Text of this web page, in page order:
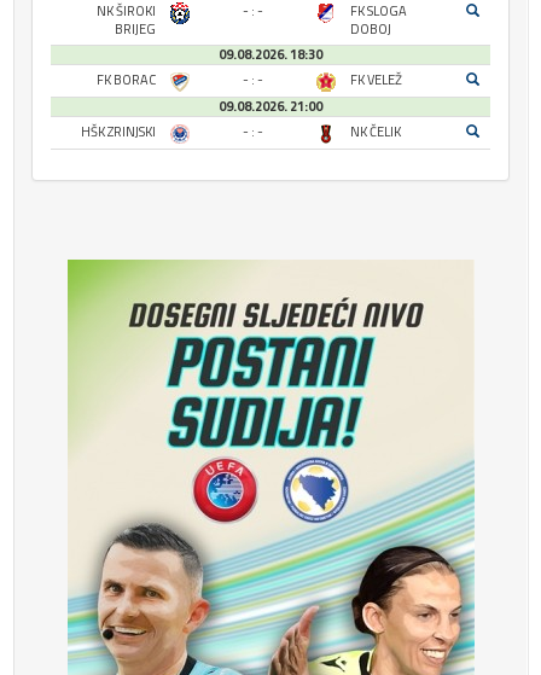
NK ŠIROKI
BRIJEG
- : -
FK SLOGA
DOBOJ
09.08.2026. 18:30
FK BORAC
- : -
FK VELEŽ
09.08.2026. 21:00
HŠK ZRINJSKI
- : - NK ČELIK